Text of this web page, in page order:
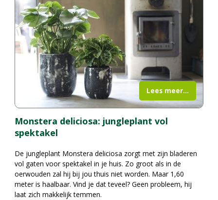
Monstera deliciosa: jungleplant vol
spektakel
De jungleplant Monstera deliciosa zorgt met zijn bladeren
vol gaten voor spektakel in je huis. Zo groot als in de
oerwouden zal hij bij jou thuis niet worden. Maar 1,60
meter is haalbaar. Vind je dat teveel? Geen probleem, hij
laat zich makkelijk temmen.
Lees meer...